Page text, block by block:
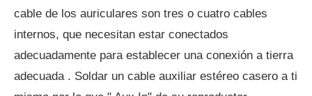
cable de los auriculares son tres o cuatro cables
internos, que necesitan estar conectados
adecuadamente para establecer una conexión a tierra
adecuada . Soldar un cable auxiliar estéreo casero a ti